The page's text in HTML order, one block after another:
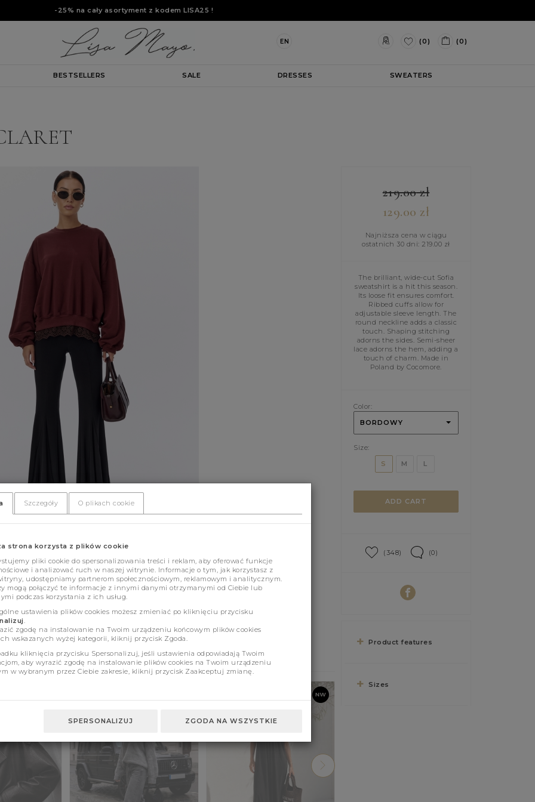
-25% na cały asortyment z kodem LISA25 !
EN (0) (0)
BESTSELLERS SALE DRESSES SWEATERS
219.00zł
129.00 zł
Najniższa cena w ciągu
ostatnich 30 dni: 219.00 zł
The brilliant, wide-cut Sofia
sweatshirt is a hit this season.
Its loose fit ensures comfort.
Ribbed cuffs allow for
adjustable sleeve length. The
round neckline adds a classic
touch. Shaping stitching
adorns the sides. Semi-sheer
lace adorns the hem, adding a
touch of charm. Made in
Poland by Cocomore.
Color:
BORDOWY
Size:
S
M L
ADD CART
(348) (0)
Product features
Sizes
Szczegóły O plikach cookie
strona korzysta z plików cookie
pliki cookie do spersonalizowania treści i reklam, aby oferować funkcje
i analizować ruch w naszej witrynie. Informacje o tym, jak korzystasz z
udostępniamy partnerom społecznościowym, reklamowym i analitycznym.
mogą połączyć te informacje z innymi danymi otrzymanymi od Ciebie lub
podczas korzystania z ich usług.
ustawienia plików cookies możesz zmieniać po kliknięciu przycisku
zgodę na instalowanie na Twoim urządzeniu końcowym plików cookies
wskazanych wyżej kategorii, kliknij przycisk Zgoda.
kliknięcia przycisku Spersonalizuj, jeśli ustawienia odpowiadają Twoim
aby wyrazić zgodę na instalowanie plików cookies na Twoim urządzeniu
w wybranym przez Ciebie zakresie, kliknij przycisk Zaakceptuj zmianę.
SPERSONALIZUJ ZGODA NA WSZYSTKIE